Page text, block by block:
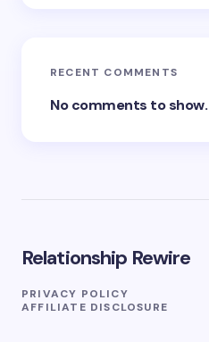
RECENT COMMENTS
No comments to show.
Relationship Rewire
PRIVACY POLICY
AFFILIATE DISCLOSURE